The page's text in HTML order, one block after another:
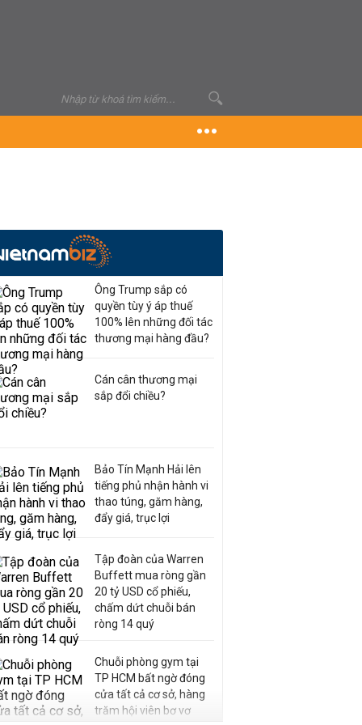
Ông Trump sắp có
quyền tùy ý áp thuế
100% lên những đối tác
thương mại hàng đầu?
Cán cân thương mại
sắp đổi chiều?
Bảo Tín Mạnh Hải lên
tiếng phủ nhận hành vi
thao túng, găm hàng,
đẩy giá, trục lợi
Tập đoàn của Warren
Buffett mua ròng gần
20 tỷ USD cổ phiếu,
chấm dứt chuỗi bán
ròng 14 quý
Chuỗi phòng gym tại
TP HCM bất ngờ đóng
cửa tất cả cơ sở, hàng
trăm hội viên bơ vơ